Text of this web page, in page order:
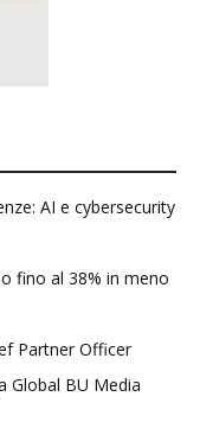
AI e cybersecurity
fino al 38% in meno
Partner Officer
Global BU Media